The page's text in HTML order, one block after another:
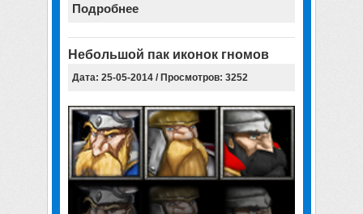
Подробнее
Небольшой пак иконок гномов
Дата: 25-05-2014 / Просмотров: 3252